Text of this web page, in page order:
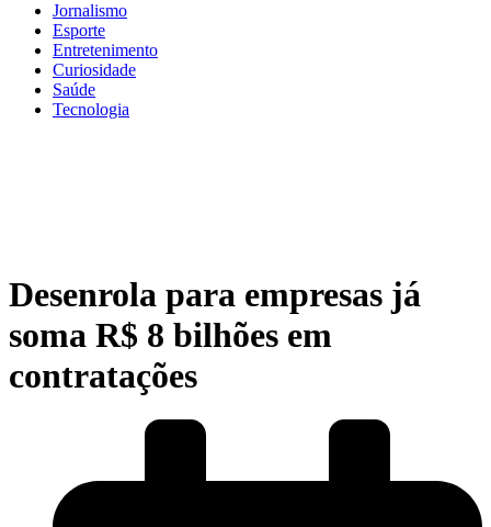
Jornalismo
Esporte
Entretenimento
Curiosidade
Saúde
Tecnologia
Desenrola para empresas já
soma R$ 8 bilhões em
contratações